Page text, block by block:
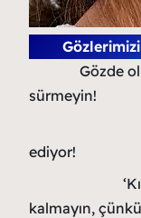
Gözde
sürmeyin!
Katarakt
ediyor!
‘Kırmızı
kalmayın,